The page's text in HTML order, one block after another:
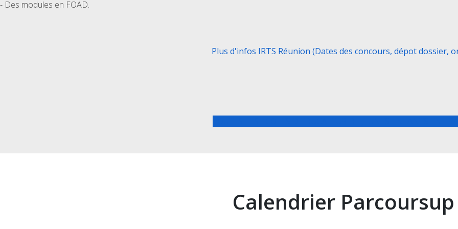
- Des modules en FOAD.
Plus d'infos IRTS Réunion (Dates des concours, dépot dossier,
Calendrier Parcoursup